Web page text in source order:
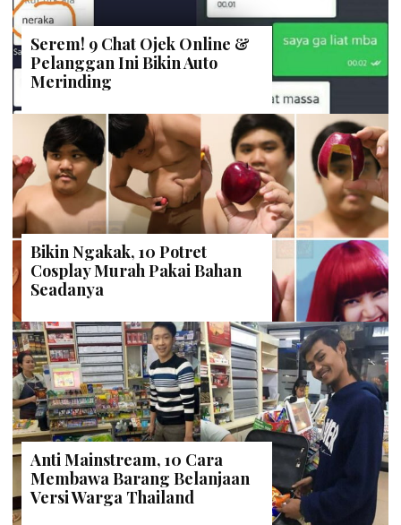
Serem! 9 Chat Ojek Online &
Pelanggan Ini Bikin Auto
Merinding
Bikin Ngakak, 10 Potret
Cosplay Murah Pakai Bahan
Seadanya
Anti Mainstream, 10 Cara
Membawa Barang Belanjaan
Versi Warga Thailand